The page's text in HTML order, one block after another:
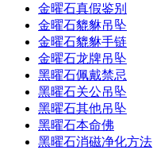
金曜石真假鉴别
金曜石貔貅吊坠
金曜石貔貅手链
金曜石龙牌吊坠
黑曜石佩戴禁忌
黑曜石关公吊坠
黑曜石其他吊坠
黑曜石本命佛
黑曜石消磁净化方法